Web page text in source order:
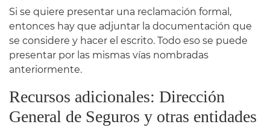
Si se quiere presentar una reclamación formal,
entonces hay que adjuntar la documentación que
se considere y hacer el escrito. Todo eso se puede
presentar por las mismas vías nombradas
anteriormente.
Recursos adicionales: Dirección
General de Seguros y otras entidades